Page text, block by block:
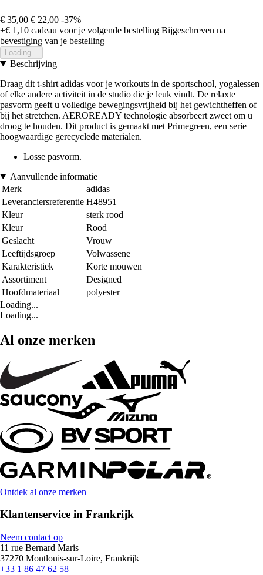
€ 35,00 € 22,00 -37%
+€ 1,10 cadeau voor je volgende bestelling Bijgeschreven na
bevestiging van je bestelling
Loading...
Beschrijving
Draag dit t-shirt adidas voor je workouts in de sportschool, yogalessen
of elke andere activiteit in de studio die je leuk vindt. De relaxte
pasvorm geeft u volledige bewegingsvrijheid bij het gewichtheffen of
bij het stretchen. AEROREADY technologie absorbeert zweet om u
droog te houden. Dit product is gemaakt met Primegreen, een serie
hoogwaardige gerecyclede materialen.
Losse pasvorm.
Aanvullende informatie
Merk
adidas
Leveranciersreferentie H48951
Kleur
sterk rood
Kleur
Rood
Geslacht
Vrouw
Leeftijdsgroep
Volwassene
Karakteristiek
Korte mouwen
Assortiment
Designed
Hoofdmateriaal
polyester
Loading...
Loading...
Al onze merken
Ontdek al onze merken
Klantenservice in Frankrijk
Neem contact op
11 rue Bernard Maris
37270 Montlouis-sur-Loire, Frankrijk
+33 1 86 47 62 58